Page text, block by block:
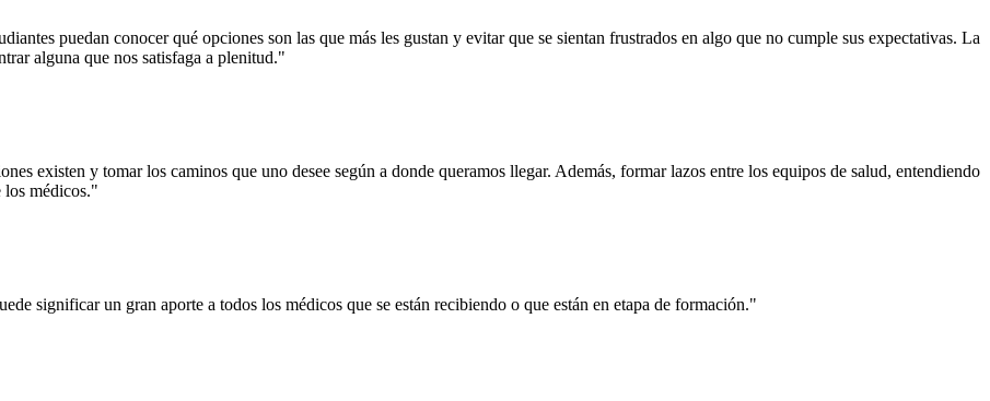
puedan conocer qué opciones son las que más les gustan y evitar que se sientan frustrados en algo que no cumple sus expectativas. La
alguna que nos satisfaga a plenitud."
existen y tomar los caminos que uno desee según a donde queramos llegar. Además, formar lazos entre los equipos de salud, entendiendo
los médicos."
significar un gran aporte a todos los médicos que se están recibiendo o que están en etapa de formación."